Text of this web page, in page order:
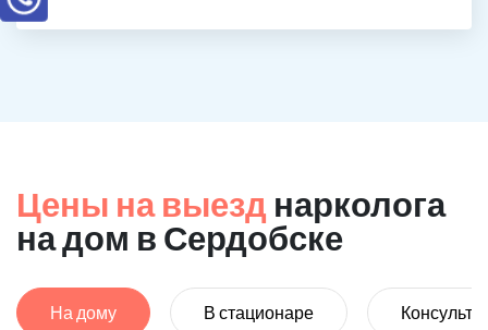
Цены на выезд нарколога
на дом в Сердобске
На дому В стационаре